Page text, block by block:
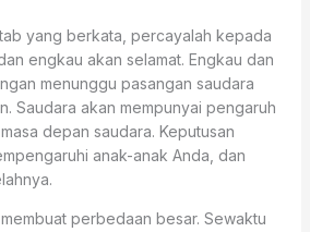
yang berkata, percayalah kepada
engkau akan selamat. Engkau dan
menunggu pasangan saudara
Saudara akan mempunyai pengaruh
depan saudara. Keputusan
anak-anak Anda, dan
perbedaan besar. Sewaktu